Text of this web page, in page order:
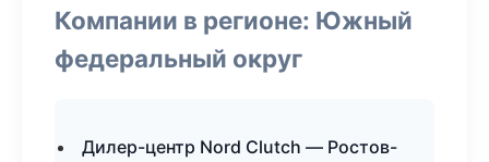
Компании в регионе: Южный
федеральный округ
Дилер-центр Nord Clutch — Ростов-